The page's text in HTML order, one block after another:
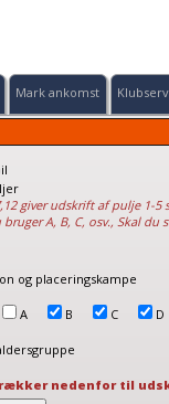
Mark ankomst
giver udskrift af pulje 1-5
A, B, C, osv., Skal
og placeringskampe
A B C D
nedenfor til